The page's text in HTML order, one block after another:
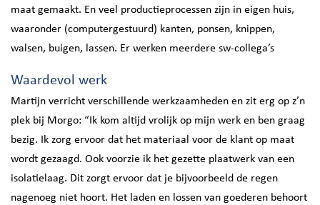
maat gemaakt. En veel productieprocessen zijn in eigen huis,
waaronder (computergestuurd) kanten, ponsen, knippen,
walsen, buigen, lassen. Er werken meerdere sw-collega’s
Waardevol werk
Martijn verricht verschillende werkzaamheden en zit erg op z’n
plek bij Morgo: “Ik kom altijd vrolijk op mijn werk en ben graag
bezig. Ik zorg ervoor dat het materiaal voor de klant op maat
wordt gezaagd. Ook voorzie ik het gezette plaatwerk van een
isolatielaag. Dit zorgt ervoor dat je bijvoorbeeld de regen
nagenoeg niet hoort. Het laden en lossen van goederen behoort